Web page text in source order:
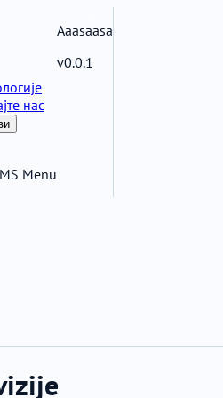
нас
Menu
Aaasaasa
v0.0.1